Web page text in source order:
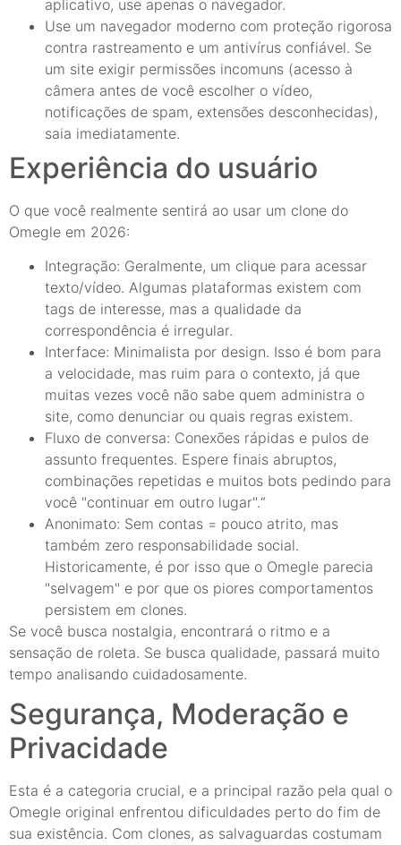
aplicativo, use apenas o navegador.
Use um navegador moderno com proteção rigorosa
contra rastreamento e um antivírus confiável. Se
um site exigir permissões incomuns (acesso à
câmera antes de você escolher o vídeo,
notificações de spam, extensões desconhecidas),
saia imediatamente.
Experiência do usuário
O que você realmente sentirá ao usar um clone do
Omegle em 2026:
Integração: Geralmente, um clique para acessar
texto/vídeo. Algumas plataformas existem com
tags de interesse, mas a qualidade da
correspondência é irregular.
Interface: Minimalista por design. Isso é bom para
a velocidade, mas ruim para o contexto, já que
muitas vezes você não sabe quem administra o
site, como denunciar ou quais regras existem.
Fluxo de conversa: Conexões rápidas e pulos de
assunto frequentes. Espere finais abruptos,
combinações repetidas e muitos bots pedindo para
você "continuar em outro lugar".“
Anonimato: Sem contas = pouco atrito, mas
também zero responsabilidade social.
Historicamente, é por isso que o Omegle parecia
"selvagem" e por que os piores comportamentos
persistem em clones.
Se você busca nostalgia, encontrará o ritmo e a
sensação de roleta. Se busca qualidade, passará muito
tempo analisando cuidadosamente.
Segurança, Moderação e
Privacidade
Esta é a categoria crucial, e a principal razão pela qual o
Omegle original enfrentou dificuldades perto do fim de
sua existência. Com clones, as salvaguardas costumam